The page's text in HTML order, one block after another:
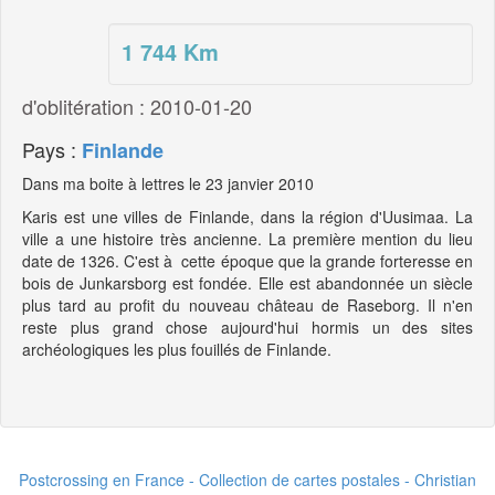
1 744 Km
d'oblitération : 2010-01-20
Pays : Finlande
Dans ma boite à lettres le 23 janvier 2010
Karis est une villes de Finlande, dans la région d'Uusimaa. La
ville a une histoire très ancienne. La première mention du lieu
date de 1326. C'est à cette époque que la grande forteresse en
bois de Junkarsborg est fondée. Elle est abandonnée un siècle
plus tard au profit du nouveau château de Raseborg. Il n'en
reste plus grand chose aujourd'hui hormis un des sites
archéologiques les plus fouillés de Finlande.
Postcrossing en France - Collection de cartes postales - Christian